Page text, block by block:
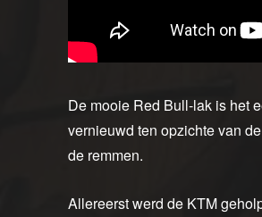
De mooie Red Bull-lak is het
vernieuwd ten opzichte van
de remmen.
Allereerst werd de KTM